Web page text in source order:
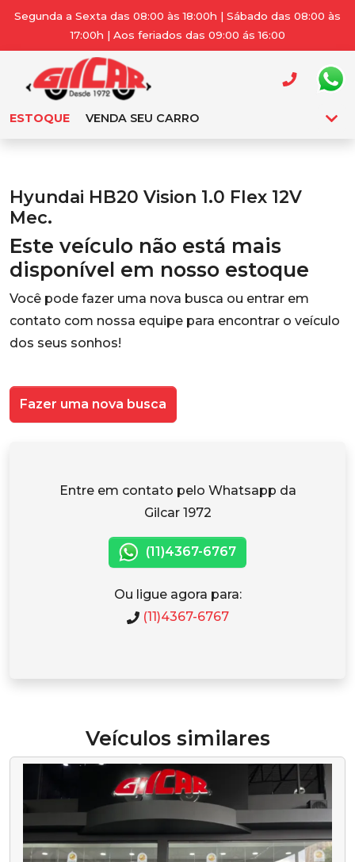
Segunda a Sexta das 08:00 às 18:00h | Sábado das 08:00 às
17:00h | Aos feriados das 09:00 ás 16:00
ESTOQUE VENDA SEU CARRO
Hyundai HB20 Vision 1.0 Flex 12V
Mec.
Este veículo não está mais
disponível em nosso estoque
Você pode fazer uma nova busca ou entrar em
contato com nossa equipe para encontrar o veículo
dos seus sonhos!
Fazer uma nova busca
Entre em contato pelo Whatsapp da
Gilcar 1972
(11)4367-6767
Ou ligue agora para:
(11)4367-6767
Veículos similares